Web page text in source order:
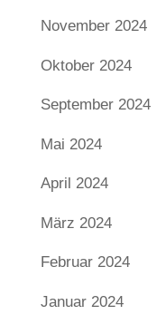
November 2024
Oktober 2024
September 2024
Mai 2024
April 2024
März 2024
Februar 2024
Januar 2024